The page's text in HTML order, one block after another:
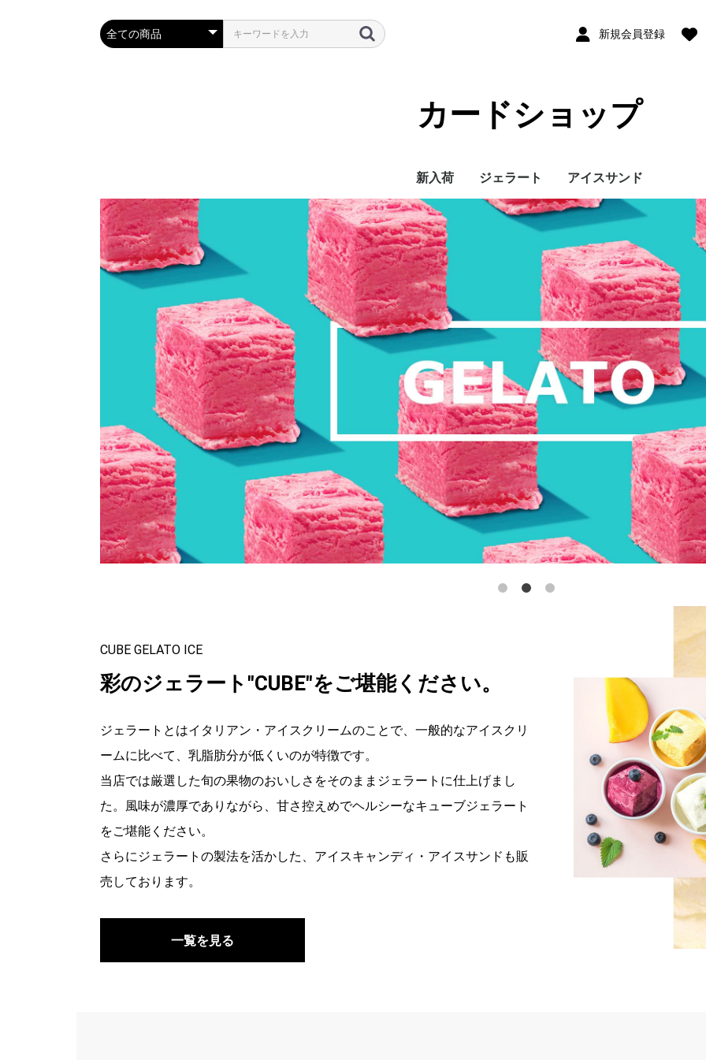
新規会員登録
カードショップ
新入荷 ジェラート
彩のデザート CUBE
アイスサンド
フルーツ
CUBE GELATO ICE
彩のジェラート"CUBE"をご堪能ください。
ジェラートとはイタリアン・アイスクリームのことで、一般的なアイスクリ
ームに比べて、乳脂肪分が低くいのが特徴です。
当店では厳選した旬の果物のおいしさをそのままジェラートに仕上げまし
た。風味が濃厚でありながら、甘さ控えめでヘルシーなキューブジェラート
をご堪能ください。
さらにジェラートの製法を活かした、アイスキャンディ・アイスサンドも販
売しております。
一覧を見る